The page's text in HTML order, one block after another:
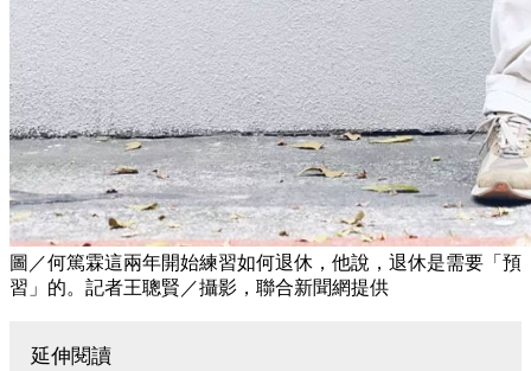
圖／何篤霖這兩年開始練習如何退休，他說，退休是需要「預
習」的。記者王聰賢／攝影，聯合新聞網提供
延伸閱讀